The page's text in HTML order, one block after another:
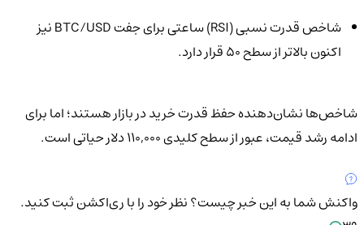
شاخص قدرت نسبی (RSI) ساعتی برای جفت BTC/USD نیز
اکنون بالاتر از سطح ۵۰ قرار دارد.
شاخص‌ها نشان‌دهنده حفظ قدرت خرید در بازار هستند؛ اما برای
ادامه رشد قیمت، عبور از سطح کلیدی ۱۱۰,۰۰۰ دلار حیاتی است.
واکنش شما به این خبر چیست؟نظر خود را با ری‌اکشن ثبت کنید.